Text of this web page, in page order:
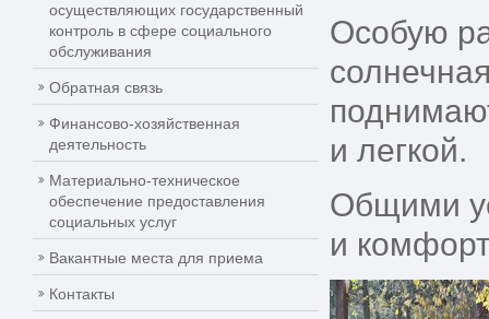
осуществляющих государственный
контроль в сфере социального
обслуживания
Обратная связь
Финансово-хозяйственная
деятельность
Материально-техническое
обеспечение предоставления
социальных услуг
Вакантные места для приема
Контакты
Особую
и легкой.
Общими
и